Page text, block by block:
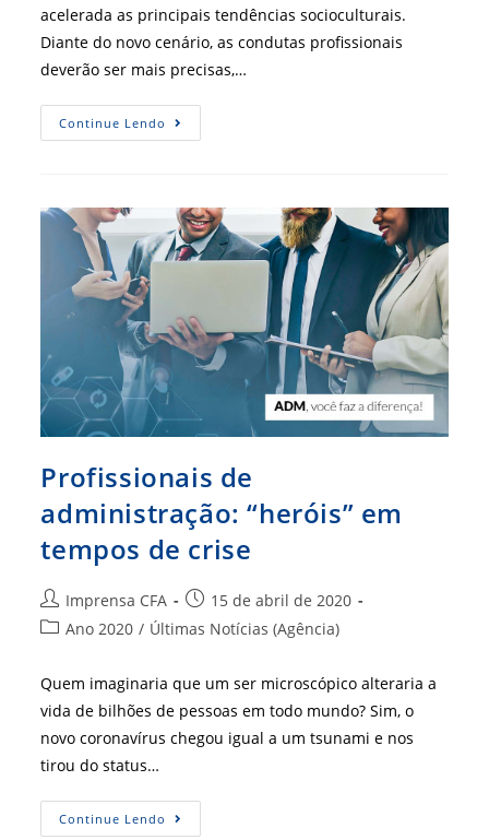
acelerada as principais tendências socioculturais.
Diante do novo cenário, as condutas profissionais
deverão ser mais precisas,…
Continue Lendo O
Que
Profissional
Do
Futuro
Profissionais de
administração: “heróis” em
tempos de crise
Autor
do
Imprensa CFA
Post
publicado:
15 de abril de 2020
Categoria
post:
Ano 2020 / Últimas Notícias (Agência)
Quem imaginaria que um ser microscópico alteraria a
vida de bilhões de pessoas em todo mundo? Sim, o
novo coronavírus chegou igual a um tsunami e nos
tirou do status…
Continue Lendo Profissionais
De